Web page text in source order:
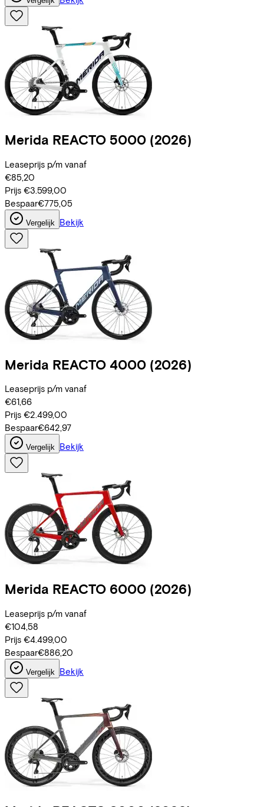
Merida REACTO 5000 (2026)
Leaseprijs p/m vanaf
€85,20
Prijs €3.599,00
Bespaar€775,05
Vergelijk Bekijk
Merida REACTO 4000 (2026)
Leaseprijs p/m vanaf
€61,66
Prijs €2.499,00
Bespaar€642,97
Vergelijk Bekijk
Merida REACTO 6000 (2026)
Leaseprijs p/m vanaf
€104,58
Prijs €4.499,00
Bespaar€886,20
Vergelijk Bekijk